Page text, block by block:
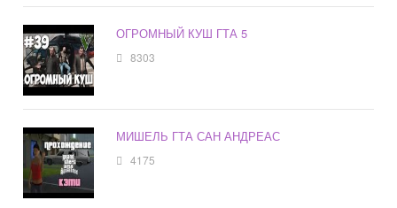
ОГРОМНЫЙ КУШ ГТА 5
8303
МИШЕЛЬ ГТА САН АНДРЕАС
4175